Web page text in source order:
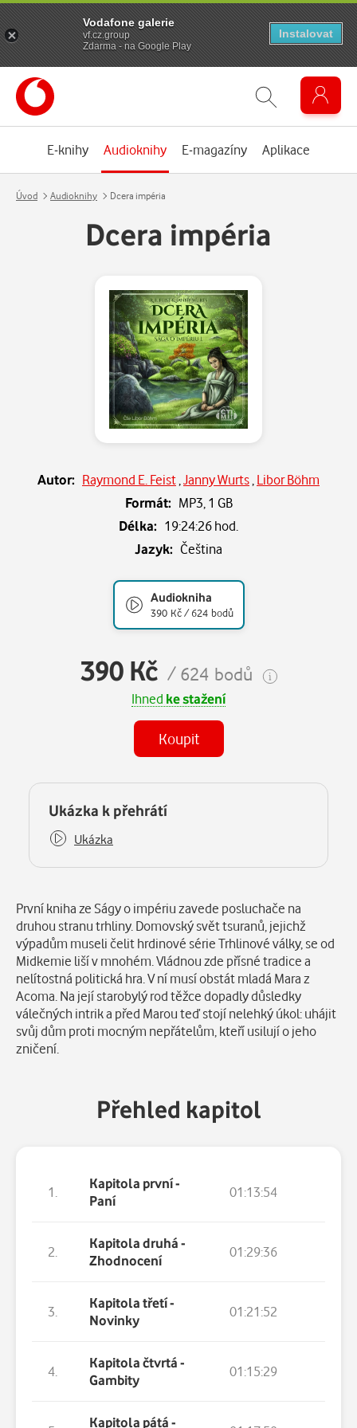
E-knihy Audioknihy E-magazíny Aplikace
Úvod Audioknihy Dcera impéria
Dcera impéria
Autor: Raymond E. Feist Janny Wurts Libor Böhm
Formát: MP3, 1 GB
Délka: 19:24:26 hod.
Jazyk: Čeština
Audiokniha
390 Kč / 624 bodů
390 Kč / 624 bodů
Ihned ke stažení
Koupit
Některé kapitoly již máte zakoupeny.
Ukázka k přehrátí
Ukázka
Popis
První kniha ze Ságy o impériu zavede posluchače na
druhou stranu trhliny. Domovský svět tsuranů, jejichž
výpadům museli čelit hrdinové série Trhlinové války, se od
Midkemie liší v mnohém. Vládnou zde přísné tradice a
nelítostná politická hra. V ní musí obstát mladá Mara z
Acoma. Na její starobylý rod těžce dopadly důsledky
válečných intrik a před Marou teď stojí nelehký úkol: uhájit
svůj dům proti mocným nepřátelům, kteří usilují o jeho
zničení.
Přehled kapitol
1.
Kapitola první -
Paní
01:13:54
2.
Kapitola druhá -
Zhodnocení
01:29:36
3.
Kapitola třetí -
Novinky
01:21:52
4.
Kapitola čtvrtá -
Gambity
01:15:29
Kapitola pátá -
Vodafone galerie
vf.cz.group
Zdarma - na Google Play
Instalovat